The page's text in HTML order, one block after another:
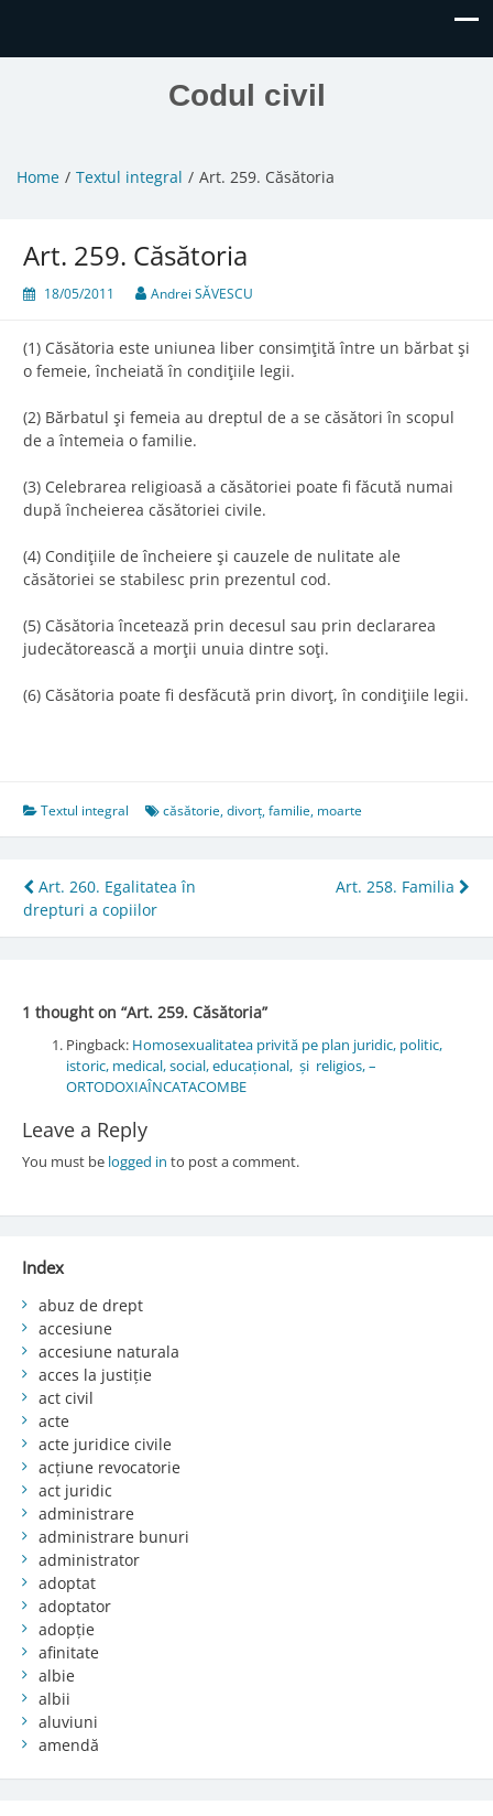
Codul civil
Home Textul integral Art. 259. Căsătoria
Art. 259. Căsătoria
18/05/2011 Andrei SĂVESCU
(1) Căsătoria este uniunea liber consimţită între un bărbat şi
o femeie, încheiată în condiţiile legii.
(2) Bărbatul şi femeia au dreptul de a se căsători în scopul
de a întemeia o familie.
(3) Celebrarea religioasă a căsătoriei poate fi făcută numai
după încheierea căsătoriei civile.
(4) Condiţiile de încheiere şi cauzele de nulitate ale
căsătoriei se stabilesc prin prezentul cod.
(5) Căsătoria încetează prin decesul sau prin declararea
judecătorească a morţii unuia dintre soţi.
(6) Căsătoria poate fi desfăcută prin divorţ, în condiţiile legii.
Textul integral căsătorie,divorț,familie, moarte
Post
navigation
Art. 260. Egalitatea în
drepturi a copiilor
Art. 258. Familia
1 thought on “Art. 259. Căsătoria”
Pingback: Homosexualitatea privită pe plan juridic, politic,
istoric, medical, social, educațional, și religios, –
ORTODOXIAÎNCATACOMBE
Leave a Reply
You must be logged in to post a comment.
Index
abuz de drept
accesiune
accesiune naturala
acces la justiție
act civil
acte
acte juridice civile
acțiune revocatorie
act juridic
administrare
administrare bunuri
administrator
adoptat
adoptator
adopție
afinitate
albie
albii
aluviuni
amendă